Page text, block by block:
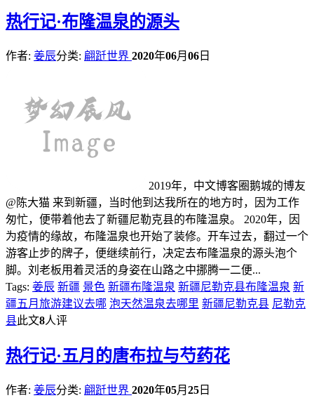
热行记·布隆温泉的源头
作者: 姜辰分类: 翩跹世界 2020年06月 06 日
2019年，中文博客圈鹅城的博友
@陈大猫 来到新疆，当时他到达我所在的地方时，因为工作
匆忙，便带着他去了新疆尼勒克县的布隆温泉。 2020年，因
为疫情的缘故，布隆温泉也开始了装修。开车过去，翻过一个
游客止步的牌子，便继续前行，决定去布隆温泉的源头泡个
脚。刘老板用着灵活的身姿在山路之中挪腾一二便...
Tags: 姜辰 新疆 景色 新疆布隆温泉 新疆尼勒克县布隆温泉 新
疆五月旅游建议去哪 泡天然温泉去哪里 新疆尼勒克县 尼勒克
县此文8人评
热行记·五月的唐布拉与芍药花
作者: 姜辰分类: 翩跹世界 2020年05月 25 日